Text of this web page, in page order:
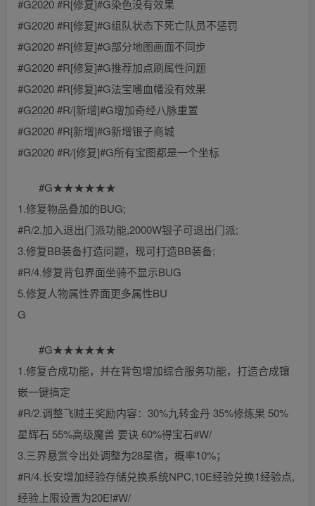
#G2020 #R[修复]#G染色没有效果
#G2020 #R[修复]#G组队状态下死亡队员不惩罚
#G2020 #R[修复]#G部分地图画面不同步
#G2020 #R[修复]#G推荐加点刷属性问题
#G2020 #R[修复]#G法宝嗜血幡没有效果
#G2020 #R/[新增]#G增加奇经八脉重置
#G2020 #R[新增]#G新增银子商城
#G2020 #R/[修复]#G所有宝图都是一个坐标
#G★★★★★★
1.修复物品叠加的BUG;
#R/2.加入退出门派功能,2000W银子可退出门派;
3.修复BB装备打造问题，现可打造BB装备;
#R/4.修复背包界面坐骑不显示BUG
5.修复人物属性界面更多属性BU
G
#G★★★★★★
1.修复合成功能，并在背包增加综合服务功能，打造合成镶
嵌一键搞定
#R/2.调整飞贼王奖励内容：30%九转金丹 35%修炼果 50%
星辉石 55%高级魔兽 要诀 60%得宝石#W/
3.三界悬赏令出处调整为28星宿，概率10%；
#R/4.长安增加经验存储兑换系统NPC,10E经验兑换1经验点,
经验上限设置为20E!#W/